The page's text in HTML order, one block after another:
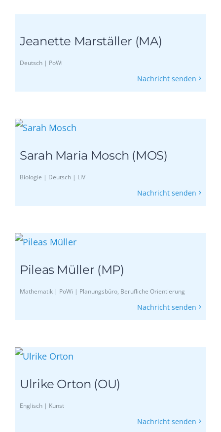
Jeanette Marställer (MA)
Deutsch | PoWi
Nachricht senden
Sarah Maria Mosch (MOS)
Biologie | Deutsch | LiV
Nachricht senden
Pileas Müller (MP)
Mathematik | PoWi | Planungsbüro, Berufliche Orientierung
Nachricht senden
Ulrike Orton (OU)
Englisch | Kunst
Nachricht senden